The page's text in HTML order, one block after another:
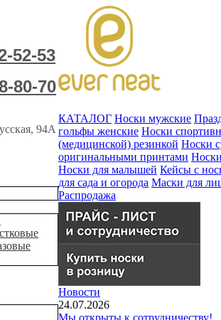
52-53
80-70
94А
КАТАЛОГ Носки мужские
гольфы женские Носки
(медицинской) резинкой Носки
оригинальными принтами
Носки для малышей Кейсы с
для сада и огорода Маски для
Распродажа
Новости
24.07.2026
Мы открыты к сотрудничеству!